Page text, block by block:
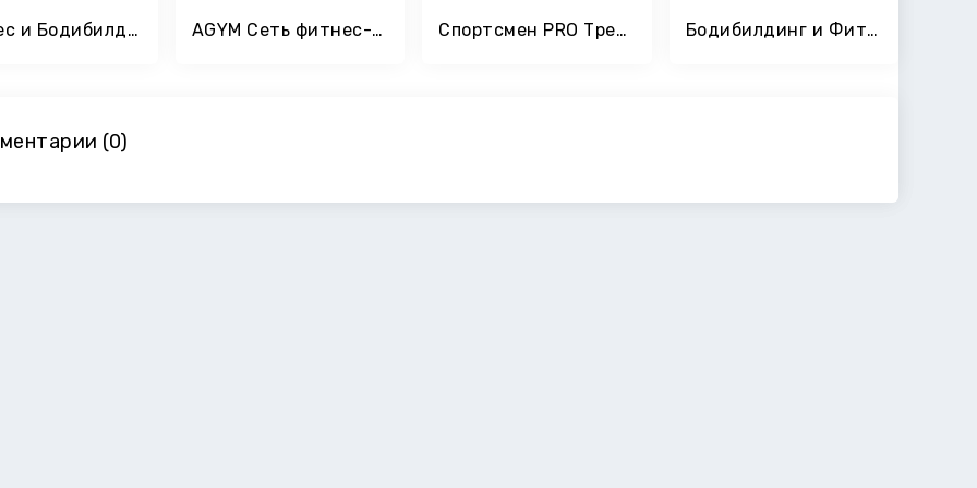
Фитнес и Бодибилдинг AGYM Сеть фитнес-клубов Спортсмен PRO Тренировка Бодибилдинг и Фитнес
(0)